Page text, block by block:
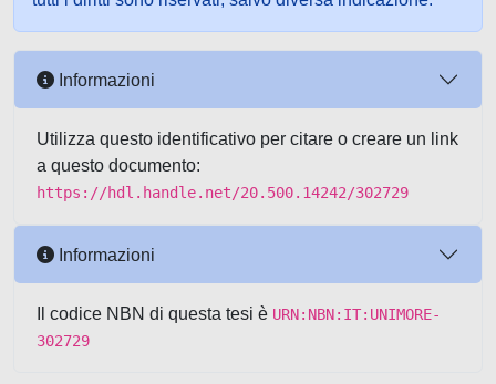
Informazioni
Utilizza questo identificativo per citare o creare un link
a questo documento:
https://hdl.handle.net/20.500.14242/302729
Informazioni
Il codice NBN di questa tesi è URN:NBN:IT:UNIMORE-
302729